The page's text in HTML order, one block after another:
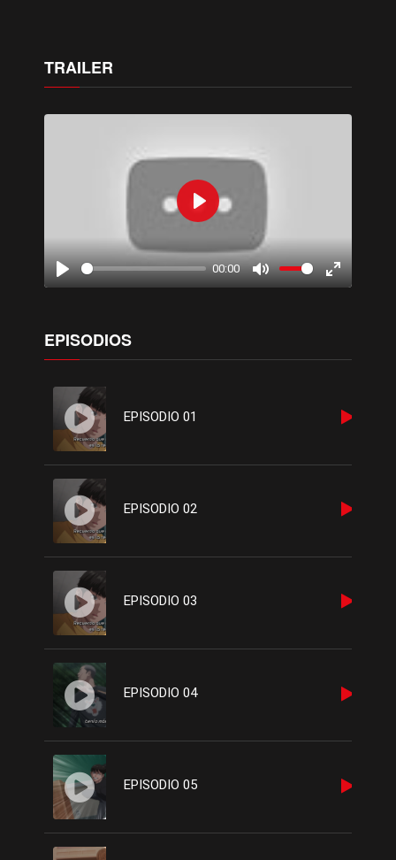
TRAILER
Play
00:00
Mute
Enter
Play
EPISODIOS
EPISODIO 01
EPISODIO 02
EPISODIO 03
EPISODIO 04
EPISODIO 05